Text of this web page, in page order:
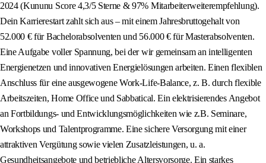
2024 (Kununu Score 4,3/5 Sterne & 97% Mitarbeiterweiterempfehlung).
Dein Karrierestart zahlt sich aus – mit einem Jahresbruttogehalt von
52.000 € für Bachelorabsolventen und 56.000 € für Masterabsolventen.
Eine Aufgabe voller Spannung, bei der wir gemeinsam an intelligenten
Energienetzen und innovativen Energielösungen arbeiten. Einen flexiblen
Anschluss für eine ausgewogene Work-Life-Balance, z. B. durch flexible
Arbeitszeiten, Home Office und Sabbatical. Ein elektrisierendes Angebot
an Fortbildungs- und Entwicklungsmöglichkeiten wie z.B. Seminare,
Workshops und Talentprogramme. Eine sichere Versorgung mit einer
attraktiven Vergütung sowie vielen Zusatzleistungen, u. a.
Gesundheitsangebote und betriebliche Altersvorsorge. Ein starkes